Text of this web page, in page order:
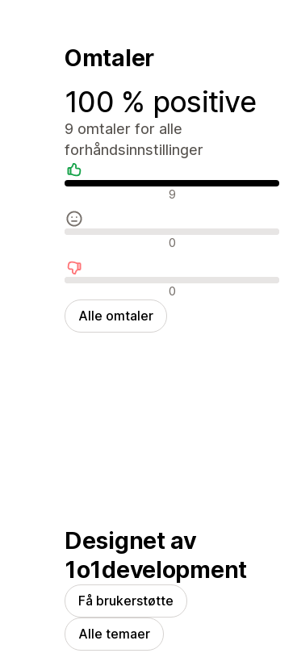
Omtaler
100 % positive
9 omtaler for alle
forhåndsinnstillinger
Positive omtaler 9
Nøytrale omtaler 0
Negative omtaler 0
Alle omtaler
Designet av
1o1development
Få brukerstøtte
Alle temaer